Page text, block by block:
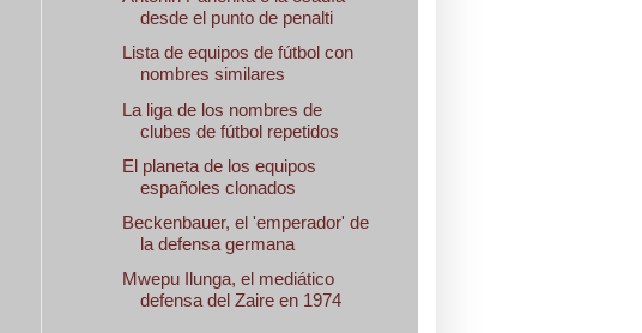
desde el punto de penalti
Lista de equipos de fútbol con
nombres similares
La liga de los nombres de
clubes de fútbol repetidos
El planeta de los equipos
españoles clonados
Beckenbauer, el 'emperador' de
la defensa germana
Mwepu Ilunga, el mediático
defensa del Zaire en 1974